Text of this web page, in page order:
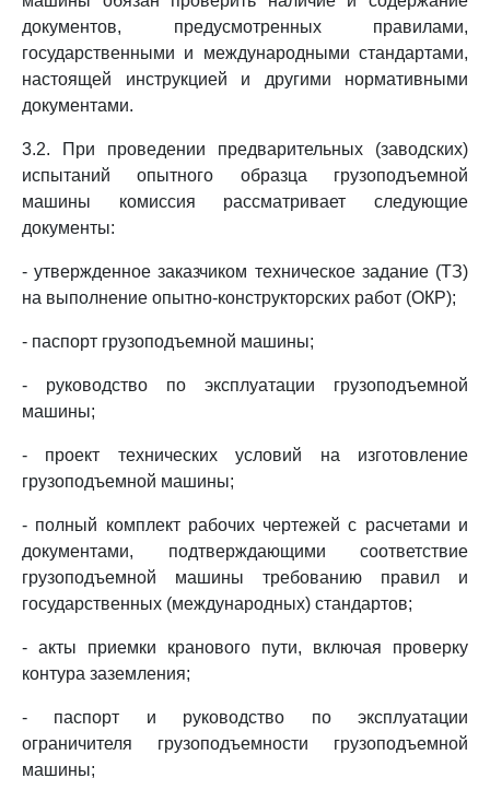
документов, предусмотренных правилами,
государственными и международными стандартами,
настоящей инструкцией и другими нормативными
документами.
3.2. При проведении предварительных (заводских)
испытаний опытного образца грузоподъемной
машины комиссия рассматривает следующие
документы:
- утвержденное заказчиком техническое задание (ТЗ)
на выполнение опытно-конструкторских работ (ОКР);
- паспорт грузоподъемной машины;
- руководство по эксплуатации грузоподъемной
машины;
- проект технических условий на изготовление
грузоподъемной машины;
- полный комплект рабочих чертежей с расчетами и
документами, подтверждающими соответствие
грузоподъемной машины требованию правил и
государственных (международных) стандартов;
- акты приемки кранового пути, включая проверку
контура заземления;
- паспорт и руководство по эксплуатации
ограничителя грузоподъемности грузоподъемной
машины;